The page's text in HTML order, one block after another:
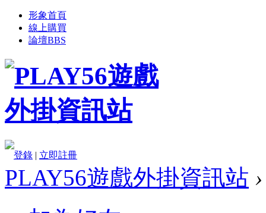
形象首頁
線上購買
論壇BBS
登錄 | 立即註冊
PLAY56遊戲外掛資訊站 ›